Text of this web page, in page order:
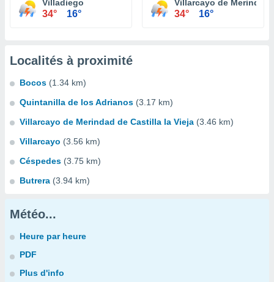
Villadiego
34° 16°
Villarcayo de Merindad
34° 16°
Localités à proximité
Bocos (1.34 km)
Quintanilla de los Adrianos (3.17 km)
Villarcayo de Merindad de Castilla la Vieja (3.46 km)
Villarcayo (3.56 km)
Céspedes (3.75 km)
Butrera (3.94 km)
Météo...
Heure par heure
PDF
Plus d'info